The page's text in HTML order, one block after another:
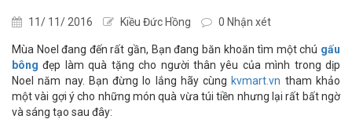
11/ 11/ 2016 Kiều Đức Hồng 0 Nhận xét
Mùa Noel đang đến rất gần, Bạn đang băn khoăn tìm một chú gấu
bông đẹp làm quà tặng cho người thân yêu của mình trong dịp
Noel năm nay. Bạn đừng lo lắng hãy cùng kvmart.vn tham khảo
một vài gợi ý cho những món quà vừa túi tiền nhưng lại rất bất ngờ
và sáng tạo sau đây: